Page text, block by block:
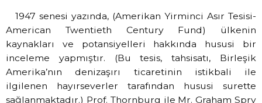
1947 senesi yazında, (Amerikan Yirminci Asır Tesisi-
American Twentieth Century Fund) ülkenin
kaynakları ve potansiyelleri hakkında hususi bir
inceleme yapmıştır. (Bu tesis, tahsisatı, Birleşik
Amerika’nın denizaşırı ticaretinin istikbali ile
ilgilenen hayırseverler tarafından hususi surette
sağlanmaktadır.) Prof. Thornburg ile Mr. Graham Spry